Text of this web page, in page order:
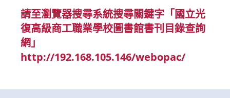
請至瀏覽器搜尋系統搜尋關鍵字「國立光
復高級商工職業學校圖書館書刊目錄查詢
網」
http://192.168.105.146/webopac/